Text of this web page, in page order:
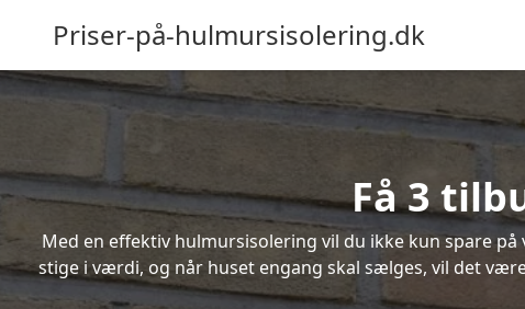
Priser-på-hulmursisolering.dk
Få 3
Med en effektiv hulmursisolering vil du ikke kun spare
stige i værdi, og når huset engang skal sælges, vil det